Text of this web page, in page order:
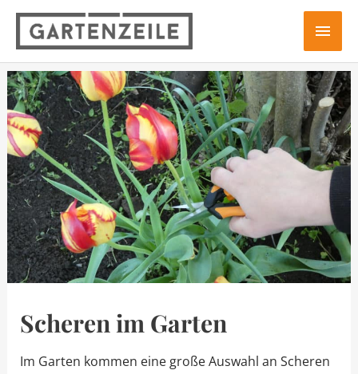
Zum
Inhalt
Scheren im Garten
Im Garten kommen eine große Auswahl an Scheren